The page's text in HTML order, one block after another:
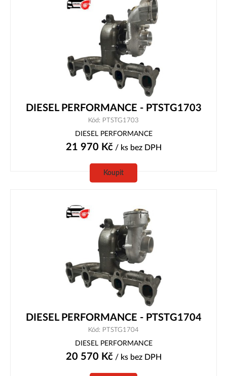
DIESEL PERFORMANCE - PTSTG1703
Kód: PTSTG1703
DIESEL PERFORMANCE
21 970 Kč/ ks bez DPH
Koupit
DIESEL PERFORMANCE - PTSTG1704
Kód: PTSTG1704
DIESEL PERFORMANCE
20 570 Kč/ ks bez DPH